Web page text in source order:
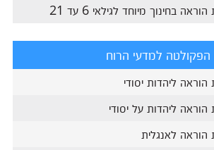
בחינוך מיוחד לגילאי 6 עד 21
הפקולטה למדעי הרוח
ליהדות יסודי
ליהדות על יסודי
הוראה לאנגלית